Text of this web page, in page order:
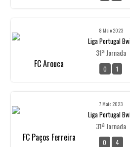
FC Arouca
8 Maio 2023
Liga Portugal
31ª Jornada
0 1
FC Paços Ferreira
7 Maio 2023
Liga Portugal
31ª Jornada
0 4